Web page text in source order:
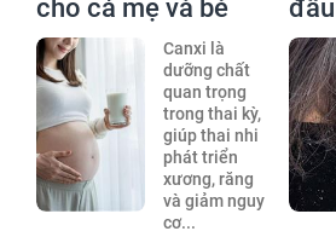
cho cả mẹ và bé
Canxi là
dưỡng chất
quan trọng
trong thai kỳ,
giúp thai nhi
phát triển
xương, răng
và giảm nguy
cơ...